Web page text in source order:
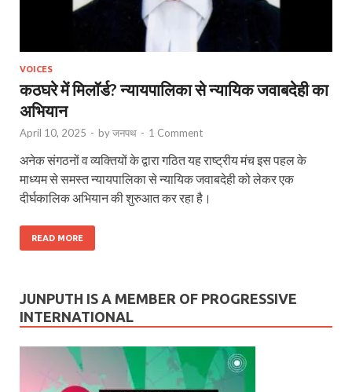
VOICES
कठघरे में मिलॉर्ड? न्यायपालिका से न्यायिक जवाबदेही का
अभियान
April 10, 2025 - byजनपथ - 1 Comment
अनेक संगठनों व व्यक्तियों के द्वारा गठित यह राष्ट्रीय मंच इस पहल के
माध्यम से समस्त न्यायपालिका से न्यायिक जवाबदेही को लेकर एक
दीर्घकालिक अभियान की शुरुआत कर रहा है।
READ MORE
JUNPUTH IS A MEMBER OF PROGRESSIVE
INTERNATIONAL